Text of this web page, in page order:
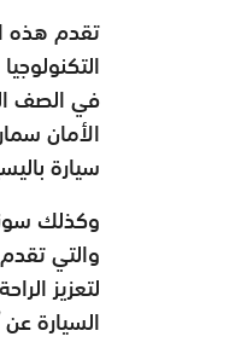
تقدم هذه
في الصف
الأمان
سيارة
وكذلك
والتي
لتعزيز
السيارة